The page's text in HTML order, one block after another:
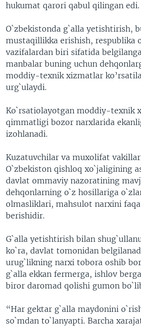
hukumat qarori qabul qilingan edi.
O`zbekistonda g`alla yetishtirish,
mustaqillikka erishish, respublika
vazifalardan biri sifatida
manbalar buning uchun
moddiy-texnik xizmatlar
urg`ulaydi.
Ko`rsatiolayotgan moddiy-texnik
qimmatligi bozor narxlarida
izohlanadi.
Kuzatuvchilar va muxolifat
O`zbekiston qishloq xo`jaligining
davlat ommaviy nazoratining
dehqonlarning o`z hosillariga
olmasliklari, mahsulot narxini
berishidir.
G`alla yetishtirish bilan
ko`ra, davlat tomonidan
urug`likning narxi tobora oshib
g`alla ekkan fermerga, ishlov
biror daromad qolishi gumon
“Har gektar g`alla maydonini
so`mdan to`lanyapti. Barcha